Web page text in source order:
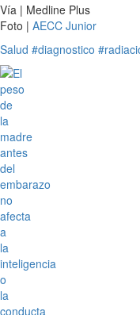
Vía | Medline Plus
Foto | AECC Junior
Salud #diagnostico